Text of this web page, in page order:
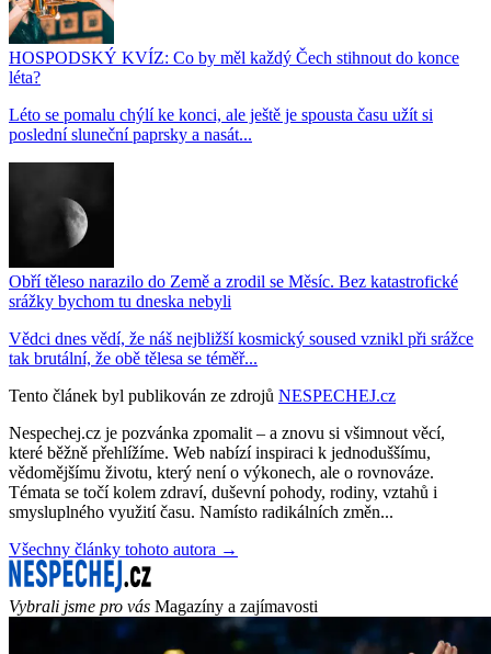
HOSPODSKÝ KVÍZ: Co by měl každý Čech stihnout do konce
léta?
Léto se pomalu chýlí ke konci, ale ještě je spousta času užít si
poslední sluneční paprsky a nasát...
Obří těleso narazilo do Země a zrodil se Měsíc. Bez katastrofické
srážky bychom tu dneska nebyli
Vědci dnes vědí, že náš nejbližší kosmický soused vznikl při srážce
tak brutální, že obě tělesa se téměř...
Tento článek byl publikován ze zdrojů NESPECHEJ.cz
Nespechej.cz je pozvánka zpomalit – a znovu si všimnout věcí,
které běžně přehlížíme. Web nabízí inspiraci k jednoduššímu,
vědomějšímu životu, který není o výkonech, ale o rovnováze.
Témata se točí kolem zdraví, duševní pohody, rodiny, vztahů i
smysluplného využití času. Namísto radikálních změn...
Všechny články tohoto autora →
Vybrali jsme pro vás Magazíny a zajímavosti